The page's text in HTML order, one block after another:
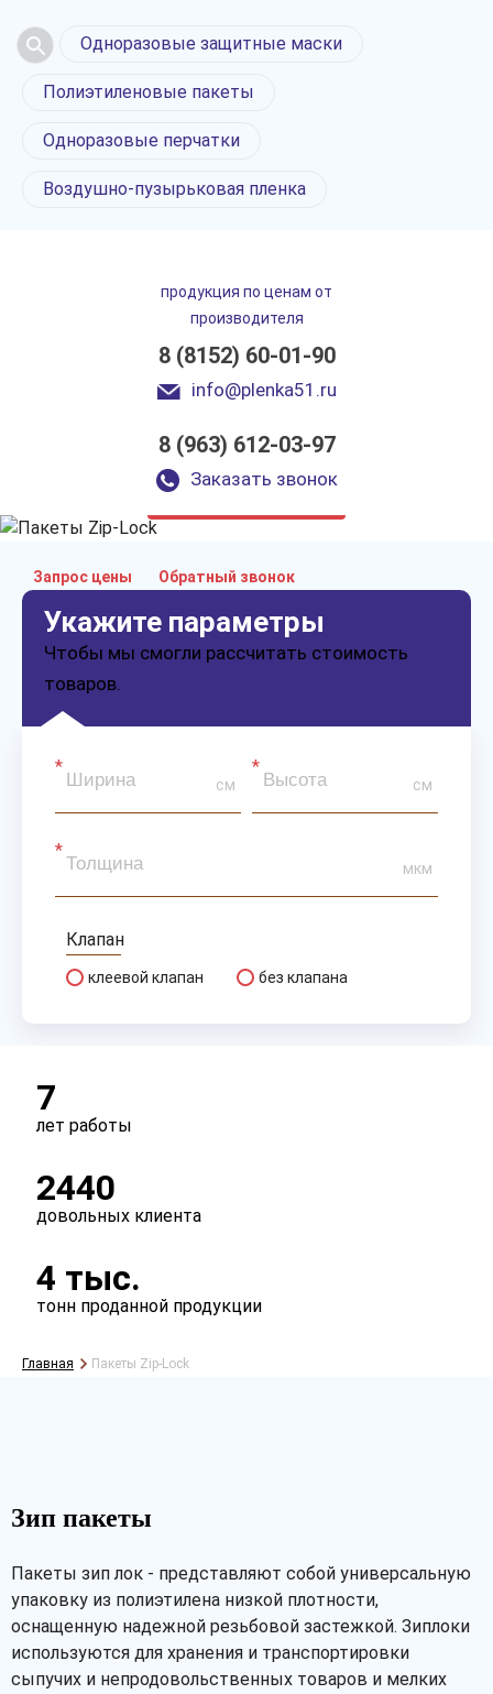
Одноразовые защитные маски
Полиэтиленовые пакеты
Одноразовые перчатки
Воздушно-пузырьковая пленка
продукция по ценам от
производителя
8 (8152) 60-01-90
info@plenka51.ru
8 (963) 612-03-97
Заказать звонок
Пакеты Zip-Lock
в Мурманске
Запрос цены Обратный звонок
Укажите параметры
Чтобы мы смогли рассчитать стоимость
товаров.
см см
мкм
Клапан
клеевой клапан без клапана
7
лет работы
2440
довольных клиента
4 тыс.
тонн проданной продукции
Главная Пакеты Zip-Lock
Зип пакеты
Пакеты зип лок - представляют собой универсальную
упаковку из полиэтилена низкой плотности,
оснащенную надежной резьбовой застежкой. Зиплоки
используются для хранения и транспортировки
сыпучих и непродовольственных товаров и мелких